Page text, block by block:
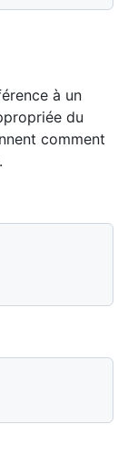
à un
du
comment